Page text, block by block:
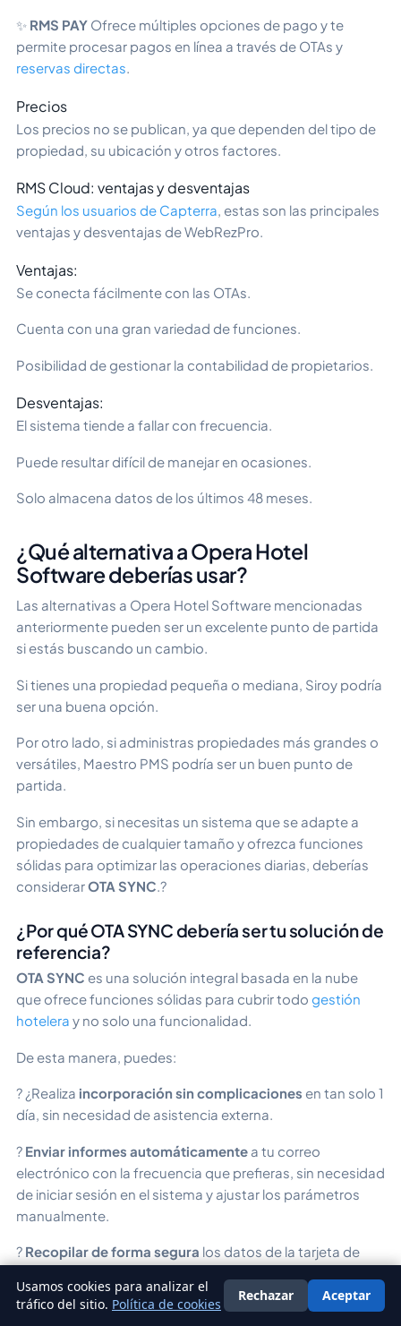
✨ RMS PAY Ofrece múltiples opciones de pago y te
permite procesar pagos en línea a través de OTAs y
reservas directas.
Precios
Los precios no se publican, ya que dependen del tipo de
propiedad, su ubicación y otros factores.
RMS Cloud: ventajas y desventajas
Según los usuarios de Capterra, estas son las principales
ventajas y desventajas de WebRezPro.
Ventajas:
Se conecta fácilmente con las OTAs.
Cuenta con una gran variedad de funciones.
Posibilidad de gestionar la contabilidad de propietarios.
Desventajas:
El sistema tiende a fallar con frecuencia.
Puede resultar difícil de manejar en ocasiones.
Solo almacena datos de los últimos 48 meses.
¿Qué alternativa a Opera Hotel
Software deberías usar?
Las alternativas a Opera Hotel Software mencionadas
anteriormente pueden ser un excelente punto de partida
si estás buscando un cambio.
Si tienes una propiedad pequeña o mediana, Siroy podría
ser una buena opción.
Por otro lado, si administras propiedades más grandes o
versátiles, Maestro PMS podría ser un buen punto de
partida.
Sin embargo, si necesitas un sistema que se adapte a
propiedades de cualquier tamaño y ofrezca funciones
sólidas para optimizar las operaciones diarias, deberías
considerarOTA SYNC .?
¿Por qué OTA SYNC debería ser tu solución de
referencia?
OTA SYNC es una solución integral basada en la nube
que ofrece funciones sólidas para cubrir todo gestión
hotelera y no solo una funcionalidad.
De esta manera, puedes:
? ¿Realiza incorporación sin complicaciones en tan solo 1
día, sin necesidad de asistencia externa.
? Enviar informes automáticamente a tu correo
electrónico con la frecuencia que prefieras, sin necesidad
de iniciar sesión en el sistema y ajustar los parámetros
manualmente.
? Recopilar de forma segura los datos de la tarjeta de
? Usala función de Subastas,y tus posibles huéspedes
Usamos cookies para analizar el
tráfico del sitio. Política de cookies
Rechazar Aceptar
Español